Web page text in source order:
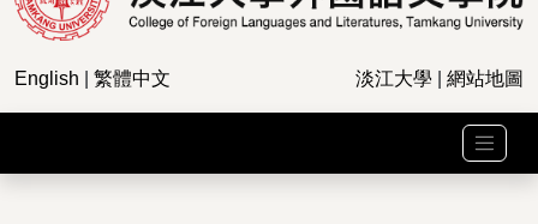
English 繁體中文 淡江大學 網站地圖